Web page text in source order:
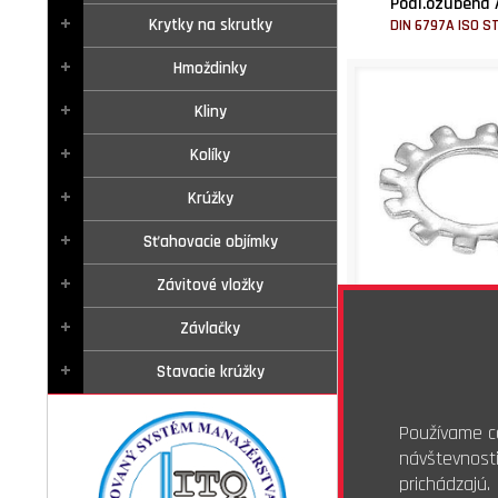
Krytky na skrutky
Hmoždinky
Kliny
Kolíky
Krúžky
Sťahovacie objímky
Závitové vložky
Závlačky
Stavacie krúžky
DIN 6797A ISO
DIN 6797A ISO
Používame